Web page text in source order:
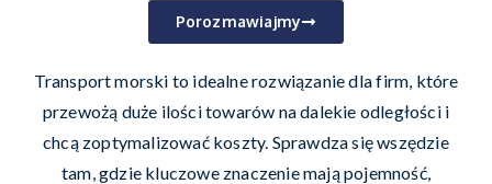
Porozmawiajmy
Transport morski to idealne rozwiązanie dla firm, które
przewożą duże ilości towarów na dalekie odległości i
chcą zoptymalizować koszty. Sprawdza się wszędzie
tam, gdzie kluczowe znaczenie mają pojemność,